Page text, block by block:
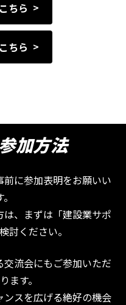
ちら
ちら
加方法
に参加表明をお願いい
、まずは「建設業サポ
討ください。
流会にもご参加いただ
ます。
スを広げる絶好の機会